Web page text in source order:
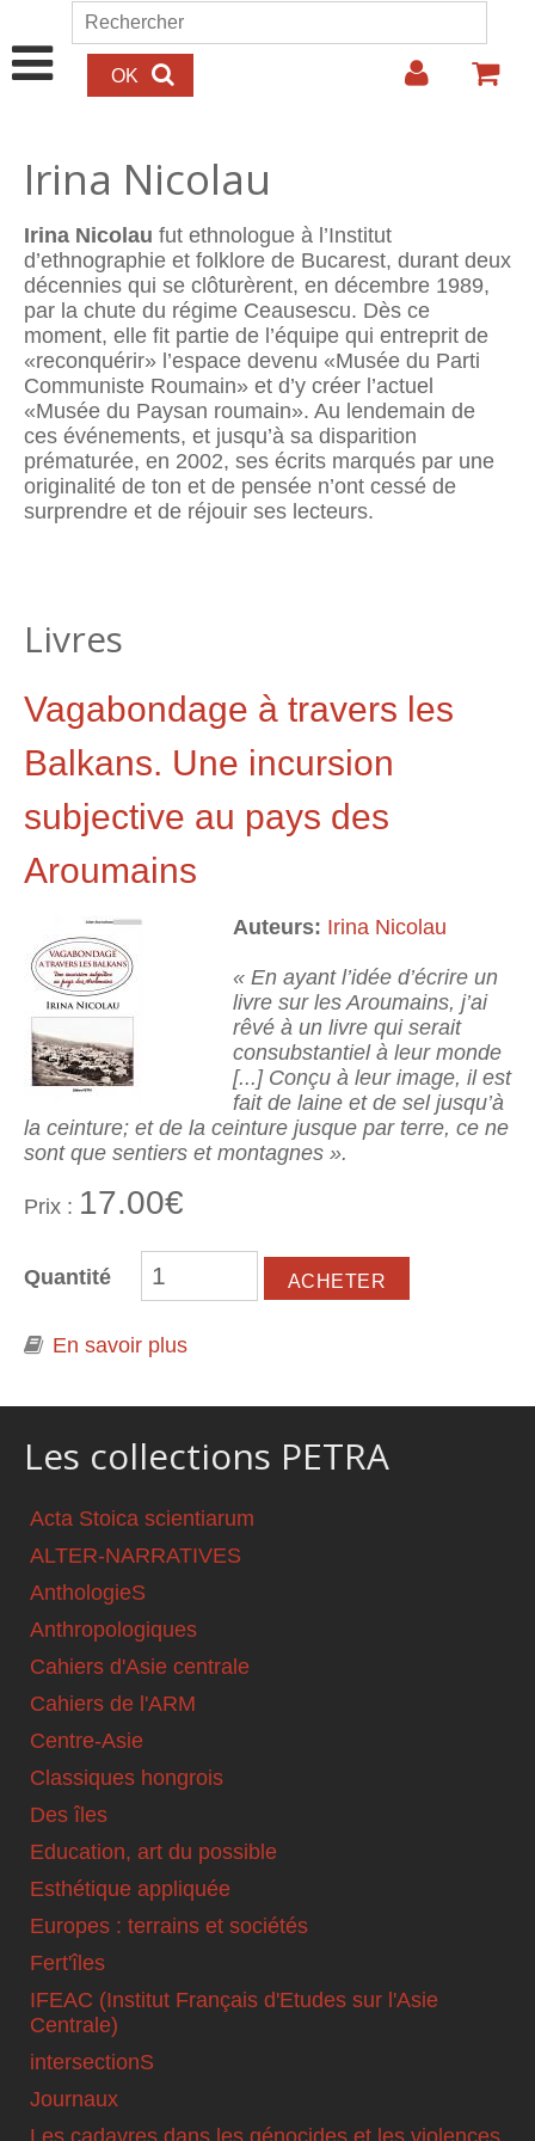
Aller au contenu principal
Formulaire de recherche
Rechercher
Irina Nicolau
Irina Nicolau fut ethnologue à l’Institut
d’ethnographie et folklore de Bucarest, durant deux
décennies qui se clôturèrent, en décembre 1989,
par la chute du régime Ceausescu. Dès ce
moment, elle fit partie de l’équipe qui entreprit de
«reconquérir» l’espace devenu «Musée du Parti
Communiste Roumain» et d’y créer l’actuel
«Musée du Paysan roumain». Au lendemain de
ces événements, et jusqu’à sa disparition
prématurée, en 2002, ses écrits marqués par une
originalité de ton et de pensée n’ont cessé de
surprendre et de réjouir ses lecteurs.
Livres
Vagabondage à travers les
Balkans. Une incursion
subjective au pays des
Aroumains
Auteurs: Irina Nicolau
« En ayant l’idée d’écrire un
livre sur les Aroumains, j’ai
rêvé à un livre qui serait
consubstantiel à leur monde
[...] Conçu à leur image, il est
fait de laine et de sel jusqu’à
la ceinture; et de la ceinture jusque par terre, ce ne
sont que sentiers et montagnes ».
Prix : 17.00€
Quantité
En savoir plus
Les collections PETRA
Acta Stoica scientiarum
ALTER-NARRATIVES
AnthologieS
Anthropologiques
Cahiers d'Asie centrale
Cahiers de l'ARM
Centre-Asie
Classiques hongrois
Des îles
Education, art du possible
Esthétique appliquée
Europes : terrains et sociétés
Fert'îles
IFEAC (Institut Français d'Etudes sur l'Asie
Centrale)
intersectionS
Journaux
Les cadavres dans les génocides et les violences